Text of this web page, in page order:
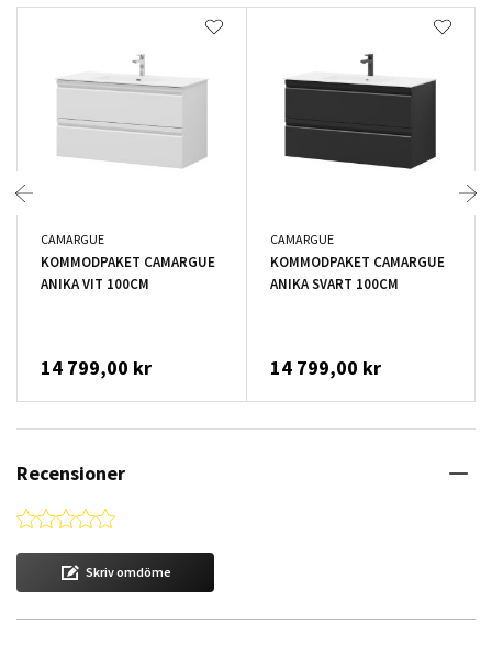
CAMARGUE
KOMMODPAKET CAMARGUE
ANIKA VIT 100CM
14 799,00 kr
CAMARGUE
KOMMODPAKET CAMARGUE
ANIKA SVART 100CM
14 799,00 kr
Recensioner
0.0 star rating
Skriv omdöme